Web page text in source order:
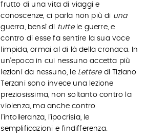
frutto di una vita di viaggi e
conoscenze, ci parla non più di una
guerra, bensì di tuttele guerre, e
contro di esse fa sentire la sua voce
limpida, ormai al di là della cronaca. In
un'epoca in cui nessuno accetta più
lezioni da nessuno, le Letteredi Tiziano
Terzani sono invece una lezione
preziosissima, non soltanto contro la
violenza, ma anche contro
l'intolleranza, l'ipocrisia, le
semplificazioni e l'indifferenza.